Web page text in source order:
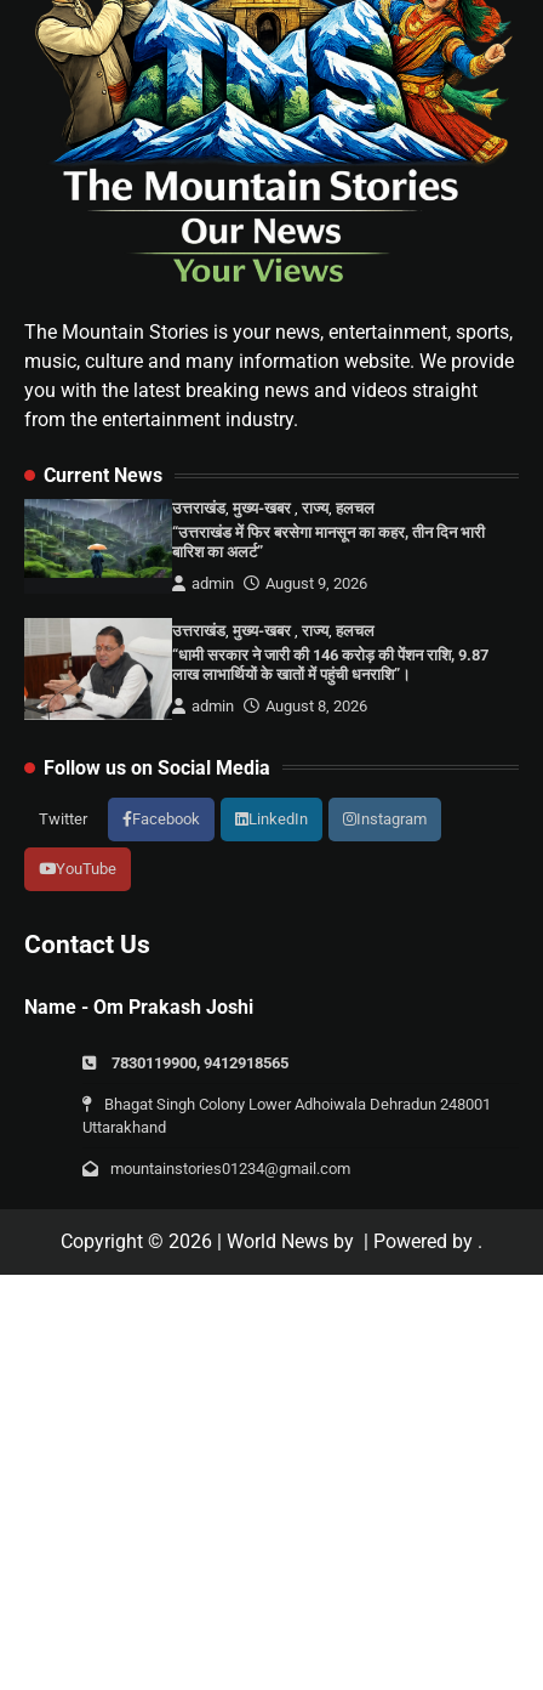
The Mountain Stories is your news, entertainment, sports,
music, culture and many information website. We provide
you with the latest breaking news and videos straight
from the entertainment industry.
Current News
उत्तराखंड,मुख्य-खबर,राज्य,हलचल
“उत्तराखंड में फिर बरसेगा मानसून का कहर, तीन दिन भारी
बारिश का अलर्ट”
admin
August 9, 2026
उत्तराखंड,मुख्य-खबर ,राज्य,हलचल
“धामी सरकार ने जारी की 146 करोड़ की पेंशन राशि, 9.87
लाख लाभार्थियों के खातों में पहुंची धनराशि”।
admin
August 8, 2026
Follow us on Social Media
Twitter Facebook LinkedIn Instagram
YouTube
Contact Us
Name - Om Prakash Joshi
7830119900, 9412918565
Bhagat Singh Colony Lower Adhoiwala Dehradun 248001
Uttarakhand
mountainstories01234@gmail.com
Copyright © 2026 | World News by | Powered by .